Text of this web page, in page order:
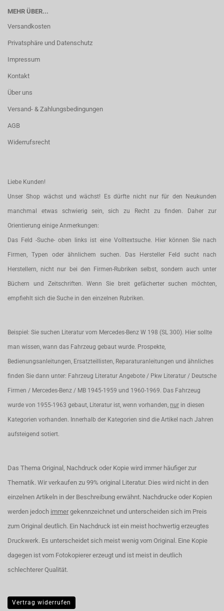
MEHR ÜBER...
Versandkosten
Privatsphäre und Datenschutz
Impressum
Kontakt
Über uns
Versand- & Zahlungsbedingungen
AGB
Widerrufsrecht
Liebe Kunden!
Unser Shop wächst und wächst! Es dürfte nicht nur für den Neukunden
manchmal etwas schwierig sein, sich zu Recht zu finden. Daher zur
Orientierung einige Anmerkungen:
Das Feld -Suche- oben links ist eine Volltextsuche. Hier können Sie nach
Firmen, Typen oder ähnlichem suchen. Das Hersteller Feld sucht nach
Herstellern, nicht nur bei den Firmen-Rubriken selbst, sondern auch unter
Büchern und Zeitschriften. Wenn Sie breit gefächerter suchen möchten,
empfiehlt sich die Suche in den einzelnen Rubriken.
Beispiel: Sie suchen Literatur vom Mercedes-Benz W 198 (SL 300). Hier sollte
man wissen, wann das Fahrzeug gebaut wurde. Prospekte,
Bedienungsanleitungen, Ersatzteillisten, Reparaturanleitungen und ähnliches
finden Sie dann unter: Fahrzeug Literatur Angebote / Pkw Literatur / Deutsche
Firmen / Mercedes-Benz / MB 1945-1959 und 1960-1969. Das Fahrzeug
wurde von 1955-1963 gebaut, Literatur ist, wenn vorhanden, nur in diesen
Kategorien vorhanden. Innerhalb der Kategorien sind die Artikel nach Jahren
aufsteigend sotiert.
Das Thema Original, Nachdruck oder Kopie wird immer häufiger zur
Thematik. Wir verkaufen zu 99% original Literatur. Dies wird nicht in den
einzelnen Artikeln in der Beschreibung erwähnt. Nachdrucke oder Kopien
werden jedoch immer gekennzeichnet und unterscheiden sich im Preis
zum Original deutlich. Ein Nachdruck ist ein meist hochwertig erzeugtes
Druckwerk. Es unterscheidet sich meist wenig vom Original. Eine Kopie
dagegen ist vom Fotokopierer erzeugt und ist meist in deutlich
schlechterer Qualität.
Vertrag widerrufen